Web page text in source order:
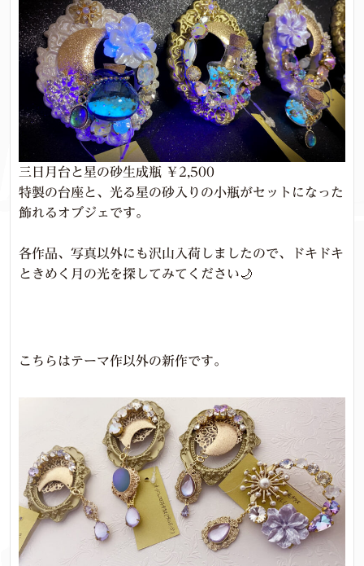
三日月台と星の砂生成瓶 ￥2,500
特製の台座と、光る星の砂入りの小瓶がセットになった
飾れるオブジェです。
各作品、写真以外にも沢山入荷しましたので、ドキドキ
ときめく月の光を探してみてください🌙
こちらはテーマ作以外の新作です。